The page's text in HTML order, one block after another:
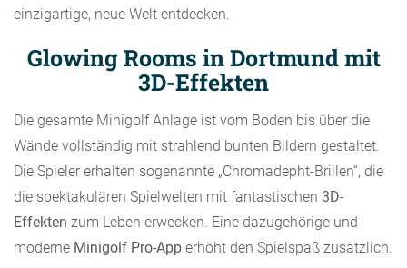
einzigartige, neue Welt entdecken.
Glowing Rooms in Dortmund mit
3D-Effekten
Die gesamte Minigolf Anlage ist vom Boden bis über die
Wände vollständig mit strahlend bunten Bildern gestaltet.
Die Spieler erhalten sogenannte „Chromadepht-Brillen“, die
die spektakulären Spielwelten mit fantastischen 3D-
Effekten zum Leben erwecken. Eine dazugehörige und
moderne Minigolf Pro-App erhöht den Spielspaß zusätzlich.